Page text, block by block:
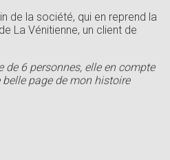
de la société, qui en reprend la
La Vénitienne, un client de
de 6 personnes, elle en compte
belle page de mon histoire